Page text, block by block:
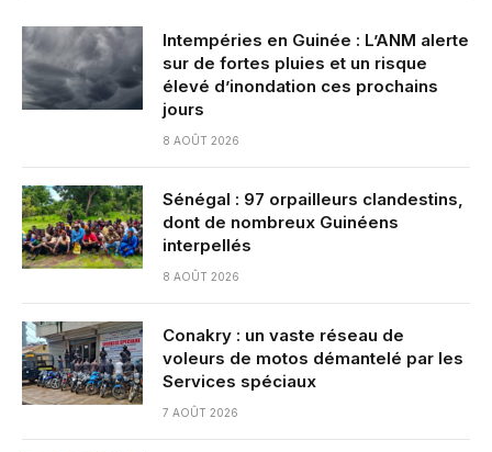
Intempéries en Guinée : L’ANM alerte
sur de fortes pluies et un risque
élevé d’inondation ces prochains
jours
8 AOÛT 2026
Sénégal : 97 orpailleurs clandestins,
dont de nombreux Guinéens
interpellés
8 AOÛT 2026
Conakry : un vaste réseau de
voleurs de motos démantelé par les
Services spéciaux
7 AOÛT 2026